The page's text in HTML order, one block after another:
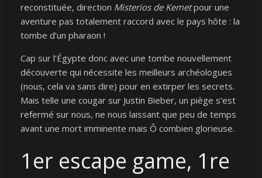
reconstituée, direction Misterios de Kemetpour une
aventure pas totalement raccord avec le pays hôte : la
tombe d’un pharaon !
Cap sur l’Égypte donc avec une tombe nouvellement
découverte qui nécessite les meilleurs archéologues
(nous, cela va sans dire) pour en extirper les secrets.
Mais telle une cougar sur Justin Bieber, un piège s’est
refermé sur nous, ne nous laissant que peu de temps
avant une mort imminente mais Ô combien glorieuse.
1er escape game, 1re